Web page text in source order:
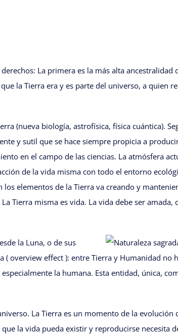
La primera es la más alta ancestralidad
la Tierra era y es parte del universo, a quien
(nueva biología, astrofísica, física cuántica).
y sutil que se hace siempre propicia a
en el campo de las ciencias. La atmósfera
de la vida misma con todo el entorno
elementos de la Tierra va creando y
Tierra misma es vida. La vida debe ser amada,
la Luna, o de sus
overview effect ): entre Tierra y Humanidad no
la humana. Esta entidad, única,
La Tierra es un momento de la evolución
la vida pueda existir y reproducirse necesita